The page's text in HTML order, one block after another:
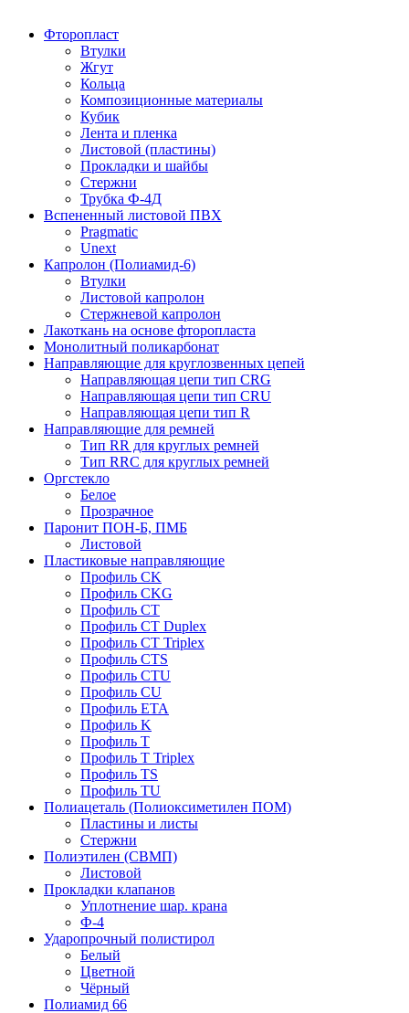
Фторопласт
Втулки
Жгут
Кольца
Композиционные материалы
Кубик
Лента и пленка
Листовой (пластины)
Прокладки и шайбы
Стержни
Трубка Ф-4Д
Вспененный листовой ПВХ
Pragmatic
Unext
Капролон (Полиамид-6)
Втулки
Листовой капролон
Стержневой капролон
Лакоткань на основе фторопласта
Монолитный поликарбонат
Направляющие для круглозвенных цепей
Направляющая цепи тип CRG
Направляющая цепи тип CRU
Направляющая цепи тип R
Направляющие для ремней
Тип RR для круглых ремней
Тип RRС для круглых ремней
Оргстекло
Белое
Прозрачное
Паронит ПОН-Б, ПМБ
Листовой
Пластиковые направляющие
Профиль CK
Профиль CKG
Профиль CT
Профиль CT Duplex
Профиль CT Triplex
Профиль CTS
Профиль CTU
Профиль CU
Профиль ETA
Профиль K
Профиль T
Профиль T Triplex
Профиль TS
Профиль TU
Полиацеталь (Полиоксиметилен ПОМ)
Пластины и листы
Стержни
Полиэтилен (СВМП)
Листовой
Прокладки клапанов
Уплотнение шар. крана
Ф-4
Ударопрочный полистирол
Белый
Цветной
Чёрный
Полиамид 66